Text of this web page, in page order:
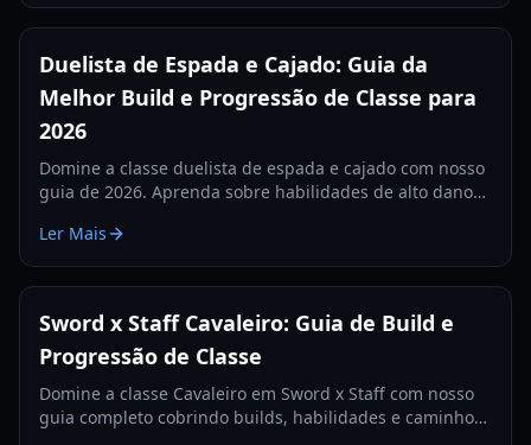
Duelista de Espada e Cajado: Guia da
Melhor Build e Progressão de Classe para
2026
Domine a classe duelista de espada e cajado com nosso
guia de 2026. Aprenda sobre habilidades de alto dano
evoluir para um Conquistador.
Ler Mais
Sword x Staff Cavaleiro: Guia de Build e
Progressão de Classe
Domine a classe Cavaleiro em Sword x Staff com nosso
guia completo cobrindo builds, habilidades e caminhos